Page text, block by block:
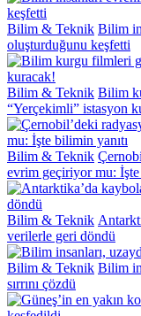
Bilim & Teknik Bilim
oluşturduğunu keşfetti
Bilim & Teknik Bilim
“Yerçekimli” istasyon
Bilim & Teknik
evrim geçiriyor mu: İşte
Bilim & Teknik
verilerle geri döndü
Bilim & Teknik Bilim
sırrını çözdü